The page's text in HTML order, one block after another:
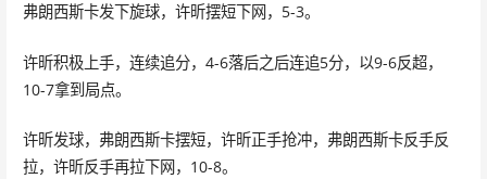
弗朗西斯卡发下旋球，许昕摆短下网，5-3。
许昕积极上手，连续追分，4-6落后之后连追5分，以9-6反超，
10-7拿到局点。
许昕发球，弗朗西斯卡摆短，许昕正手抢冲，弗朗西斯卡反手反
拉，许昕反手再拉下网，10-8。